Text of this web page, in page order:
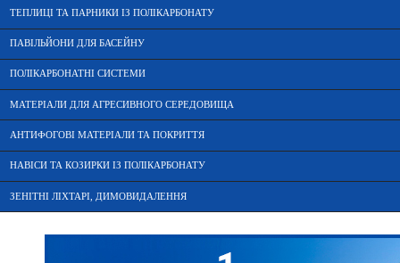
ТЕПЛИЦІ ТА ПАРНИКИ ІЗ ПОЛІКАРБОНАТУ
ПАВІЛЬЙОНИ ДЛЯ БАСЕЙНУ
ПОЛІКАРБОНАТНІ СИСТЕМИ
МАТЕРІАЛИ ДЛЯ АГРЕСИВНОГО СЕРЕДОВИЩА
АНТИФОГОВІ МАТЕРІАЛИ ТА ПОКРИТТЯ
НАВІСИ ТА КОЗИРКИ ІЗ ПОЛІКАРБОНАТУ
ЗЕНІТНІ ЛІХТАРІ, ДИМОВИДАЛЕННЯ